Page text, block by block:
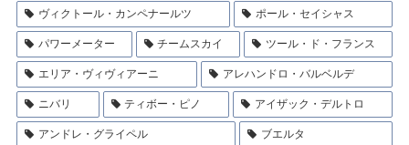
ヴィクトール・カンペナールツ ポール・セイシャス
パワーメーター チームスカイ ツール・ド・フランス
エリア・ヴィヴィアーニ アレハンドロ・バルベルデ
ニバリ ティボー・ピノ アイザック・デルトロ
アンドレ・グライペル ブエルタ